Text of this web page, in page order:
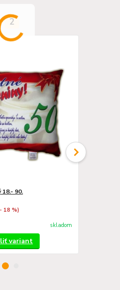
2
18.- 90.
18 %)
skladom
variant